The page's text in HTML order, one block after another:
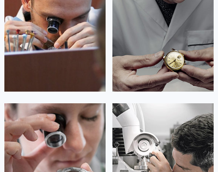
(豪利时保养维修中心)
的高级技师之一
Guangzhou oris Maintain center
 广州豪利时维修
(豪利时保养维修中心)
的高级技师之一
Shenzhen oris Maintain center
 深圳豪利时维修
安尼塔·阿普里尔
资深豪利时技师
是豪利时维修中心
(豪利时保养维修中心)
的高级技师之一
Tianjin oris Maintain center
贝亚特·布兰奇
资深豪利时技师
是豪利时维修中心
(豪利时保养维修中心)
的高级技师之一
Nanjing oris Maintain center